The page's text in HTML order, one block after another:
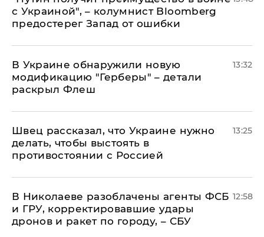
с Украиной", – колумнист Bloomberg
предостерег Запад от ошибки
В Украине обнаружили новую
модификацию "Герберы" – детали
раскрыл Флеш
13:32
Швец рассказал, что Украине нужно
делать, чтобы выстоять в
противостоянии с Россией
13:25
В Николаеве разоблачены агенты ФСБ
и ГРУ, корректировавшие удары
дронов и ракет по городу, – СБУ
12:58